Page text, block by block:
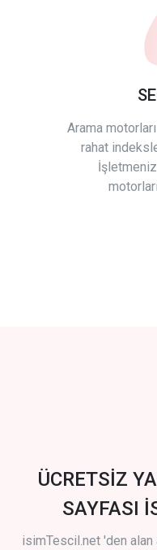
Arama
rahat
ÜCRETSİZ
SAYFASI
isimTescil.net 'den alan